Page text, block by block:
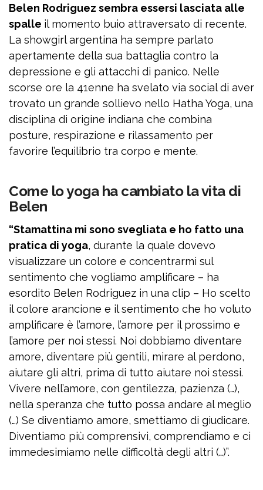
Belen Rodriguez sembra essersi lasciata alle
spalle il momento buio attraversato di recente.
La showgirl argentina ha sempre parlato
apertamente della sua battaglia contro la
depressione e gli attacchi di panico. Nelle
scorse ore la 41enne ha svelato via social di aver
trovato un grande sollievo nello Hatha Yoga, una
disciplina di origine indiana che combina
posture, respirazione e rilassamento per
favorire l’equilibrio tra corpo e mente.
Come lo yoga ha cambiato la vita di
Belen
“Stamattina mi sono svegliata e ho fatto una
pratica di yoga, durante la quale dovevo
visualizzare un colore e concentrarmi sul
sentimento che vogliamo amplificare – ha
esordito Belen Rodriguez in una clip – Ho scelto
il colore arancione e il sentimento che ho voluto
amplificare è l’amore, l’amore per il prossimo e
l’amore per noi stessi. Noi dobbiamo diventare
amore, diventare più gentili, mirare al perdono,
aiutare gli altri, prima di tutto aiutare noi stessi.
Vivere nell’amore, con gentilezza, pazienza (…),
nella speranza che tutto possa andare al meglio
(…) Se diventiamo amore, smettiamo di giudicare.
Diventiamo più comprensivi, comprendiamo e ci
immedesimiamo nelle difficoltà degli altri (…)”.